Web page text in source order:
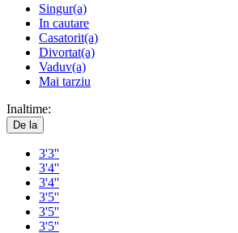
Singur(a)
In cautare
Casatorit(a)
Divortat(a)
Vaduv(a)
Mai tarziu
Inaltime:
De la
3'3''
3'4''
3'4''
3'5''
3'5''
3'5''